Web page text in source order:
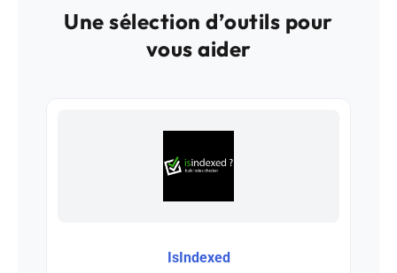
Une sélection d’outils pour
vous aider
IsIndexed